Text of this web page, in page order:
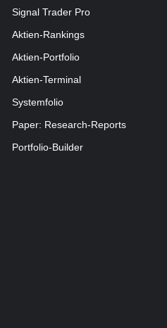
Signal Trader Pro
Aktien-Rankings
Aktien-Portfolio
Aktien-Terminal
Systemfolio
Paper: Research-Reports
Portfolio-Builder